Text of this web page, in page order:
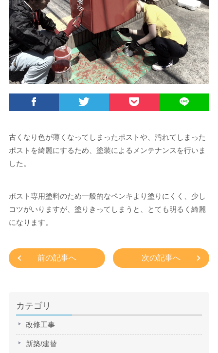
古くなり色が薄くなってしまったポストや、汚れてしまった
ポストを綺麗にするため、塗装によるメンテナンスを行いま
した。
ポスト専用塗料のため一般的なペンキより塗りにくく、少し
コツがいりますが、塗りきってしまうと、とても明るく綺麗
になります。
前の記事へ 次の記事へ
カテゴリ
改修工事
新築/建替